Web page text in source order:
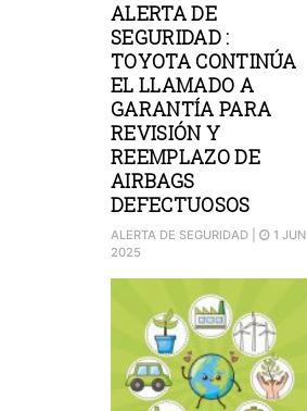
ALERTA DE
SEGURIDAD :
TOYOTA CONTINÚA
EL LLAMADO A
GARANTÍA PARA
REVISIÓN Y
REEMPLAZO DE
AIRBAGS
DEFECTUOSOS
ALERTA DE SEGURIDAD
1 JUN
2025